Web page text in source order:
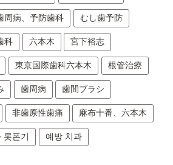
周病、予防歯科 むし歯予防
科 六本木 宮下裕志
東京国際歯科六本木 根管治療
歯周病 歯間ブラシ
非歯原性歯痛 麻布十番、六本木
폰기 예방 치과